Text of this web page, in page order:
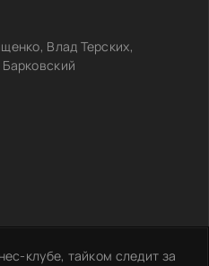
Влад Терских,
клубе, тайком следит за